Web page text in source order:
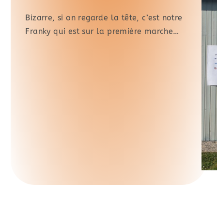
Bizarre, si on regarde la tête, c’est notre
Franky qui est sur la première marche…